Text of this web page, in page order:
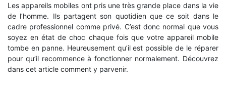
Les appareils mobiles ont pris une très grande place dans la vie
de l’homme. Ils partagent son quotidien que ce soit dans le
cadre professionnel comme privé. C’est donc normal que vous
soyez en état de choc chaque fois que votre appareil mobile
tombe en panne. Heureusement qu’il est possible de le réparer
pour qu’il recommence à fonctionner normalement. Découvrez
dans cet article comment y parvenir.